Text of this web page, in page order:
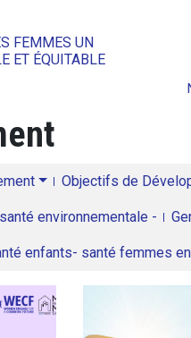
FEMMES UN
ET ÉQUITABLE
Objectifs de
environnementale -
enfants- santé femmes